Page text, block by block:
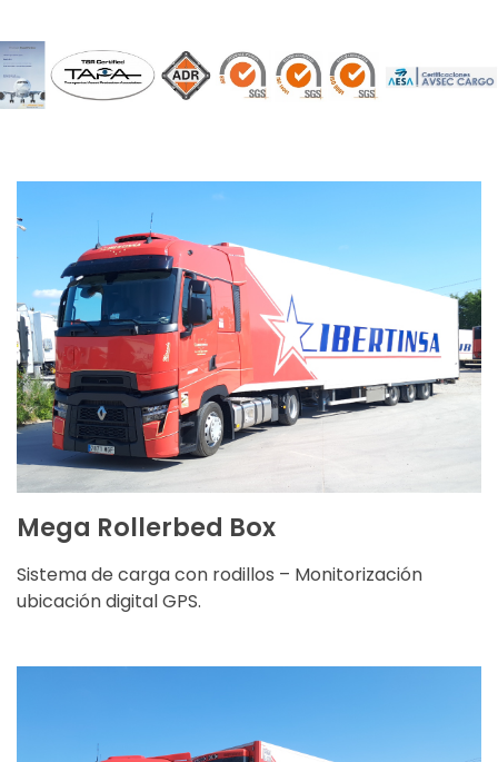
CARACTERÍSTICAS
Carga útil: 19.000 kg
Altura: 3 m.
Longitud: 13,56 m.
Ancho: 2,5 m.
Mega Rollerbed Box
Sistema de carga con rodillos – Monitorización
ubicación digital GPS.
Ancho: 2,5 m.